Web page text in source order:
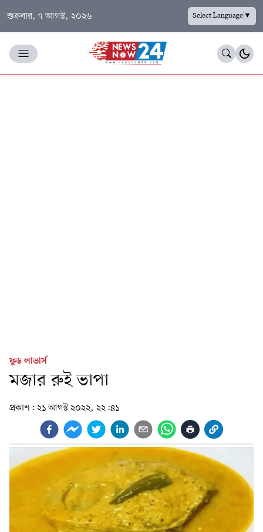
শুক্রবার, ৭ আগস্ট, ২০২৬ Select Language▼
ফুড লাভার্স
মজার রুই ভাপা
প্রকাশ: ২১ আগস্ট ২০২২, ২২:৪১